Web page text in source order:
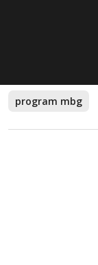
program mbg